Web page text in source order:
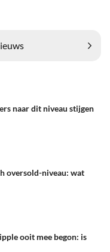
naar dit niveau stijgen
oversold-niveau: wat
ooit mee begon: is